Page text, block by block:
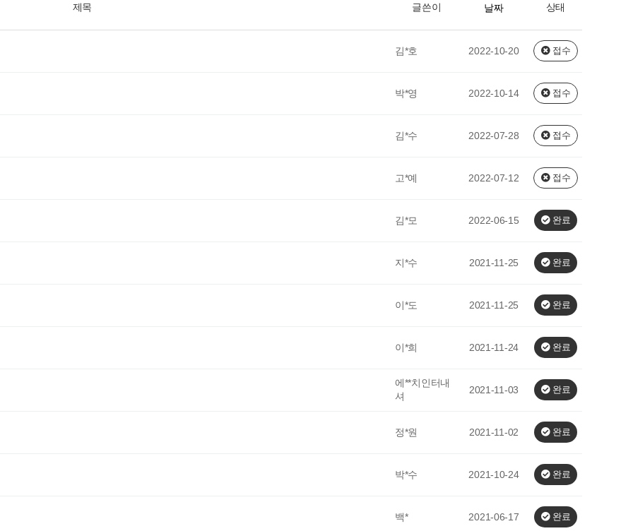
제목 글쓴이 날짜 상태
김*호 2022-10-20 접수
박*영 2022-10-14 접수
김*수 2022-07-28 접수
고*예 2022-07-12 접수
김*모 2022-06-15 완료
지*수 2021-11-25 완료
이*도 2021-11-25 완료
이*희 2021-11-24 완료
에**치인터내
셔
2021-11-03 완료
정*원 2021-11-02 완료
박*수 2021-10-24 완료
백* 2021-06-17 완료